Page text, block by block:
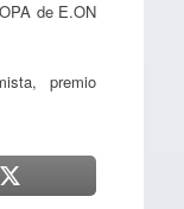
de E.ON
premio